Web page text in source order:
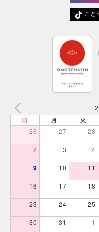
こと
日 月 火
26 27 28
2 3 4
9 10 11
16 17 18
23 24 25
30 31 1